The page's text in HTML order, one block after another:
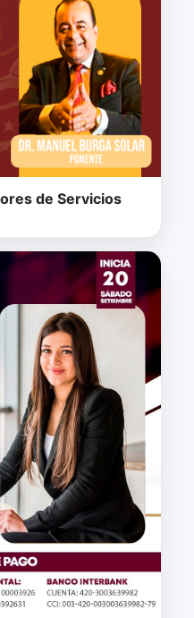
de Servicios